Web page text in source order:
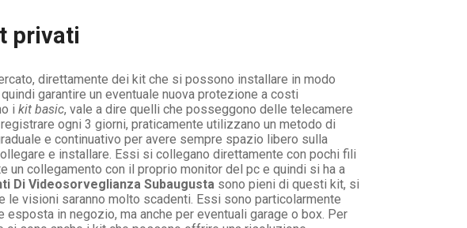
privati
direttamente dei kit che si possono installare in modo
garantire un eventuale nuova protezione a costi
i kit basic, vale a dire quelli che posseggono delle telecamere
ogni 3 giorni, praticamente utilizzano un metodo di
e continuativo per avere sempre spazio libero sulla
e installare. Essi si collegano direttamente con pochi fili
collegamento con il proprio monitor del pc e quindi si ha a
Di Videosorveglianza Subaugusta sono pieni di questi kit, si
visioni saranno molto scadenti. Essi sono particolarmente
in negozio, ma anche per eventuali garage o box. Per